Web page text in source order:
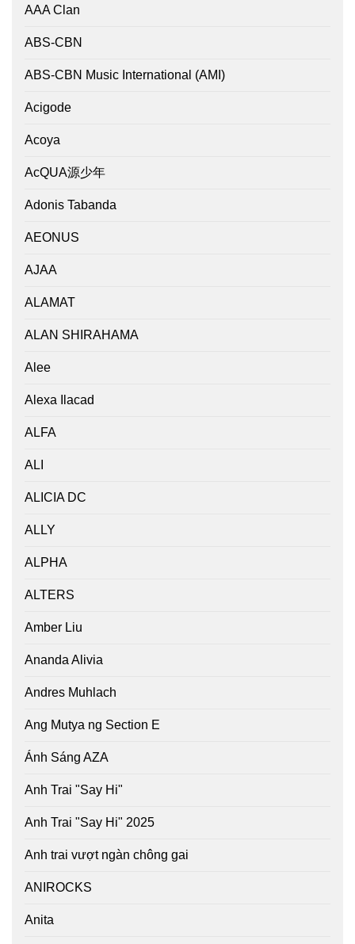
AAA Clan
ABS-CBN
ABS-CBN Music International (AMI)
Acigode
Acoya
AcQUA源少年
Adonis Tabanda
AEONUS
AJAA
ALAMAT
ALAN SHIRAHAMA
Alee
Alexa Ilacad
ALFA
ALI
ALICIA DC
ALLY
ALPHA
ALTERS
Amber Liu
Ananda Alivia
Andres Muhlach
Ang Mutya ng Section E
Ánh Sáng AZA
Anh Trai "Say Hi"
Anh Trai "Say Hi" 2025
Anh trai vượt ngàn chông gai
ANIROCKS
Anita